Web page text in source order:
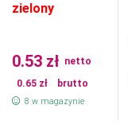
zielony
0.53 zł netto
0.65 zł brutto
8 w magazynie